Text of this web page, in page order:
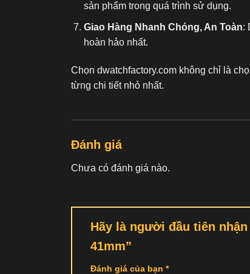
sản phẩm trong quá trình sử dụng.
Giao Hàng Nhanh Chóng, An Toàn:
hoàn hảo nhất.
Chọn dwatchfactory.com không chỉ là
từng chi tiết nhỏ nhất.
Đánh giá
Chưa có đánh giá nào.
Hãy là người đầu tiên nhận
41mm”
Đánh giá của bạn *